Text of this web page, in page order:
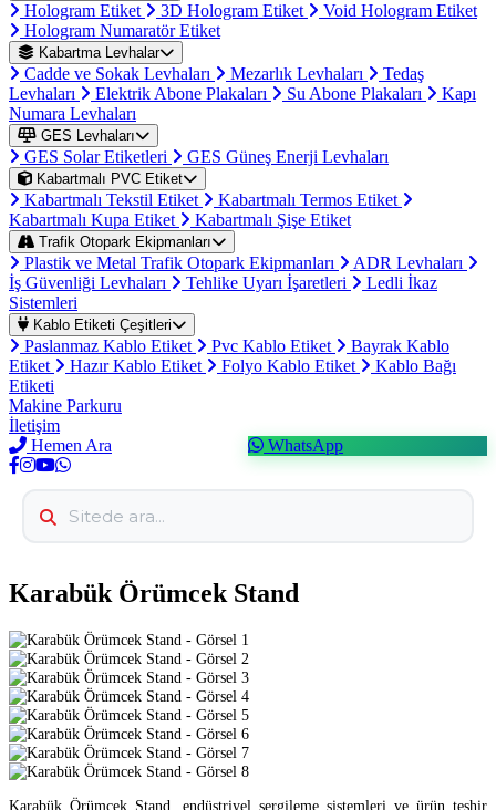
Hologram Etiket 3D Hologram Etiket
Void Hologram Etiket
Hologram Numaratör Etiket
Kabartma Levhalar
Cadde ve Sokak Levhaları Mezarlık Levhaları
Tedaş
Levhaları
Elektrik Abone Plakaları Su Abone Plakaları
Kapı
Numara Levhaları
GES Levhaları
GES Solar Etiketleri GES Güneş Enerji Levhaları
Kabartmalı PVC Etiket
Kabartmalı Tekstil Etiket
Kabartmalı Termos Etiket
Kabartmalı Kupa Etiket
Kabartmalı Şişe Etiket
Trafik Otopark Ekipmanları
Plastik ve Metal Trafik Otopark Ekipmanları
ADR Levhaları
İş Güvenliği Levhaları
Tehlike Uyarı İşaretleri
Ledli İkaz
Sistemleri
Kablo Etiketi Çeşitleri
Paslanmaz Kablo Etiket Pvc Kablo Etiket
Bayrak Kablo
Etiket
Hazır Kablo Etiket Folyo Kablo Etiket
Kablo Bağı
Etiketi
Makine Parkuru
İletişim
Hemen Ara
WhatsApp
Karabük Örümcek Stand
Karabük Örümcek Stand, endüstriyel sergileme sistemleri ve ürün teşhir